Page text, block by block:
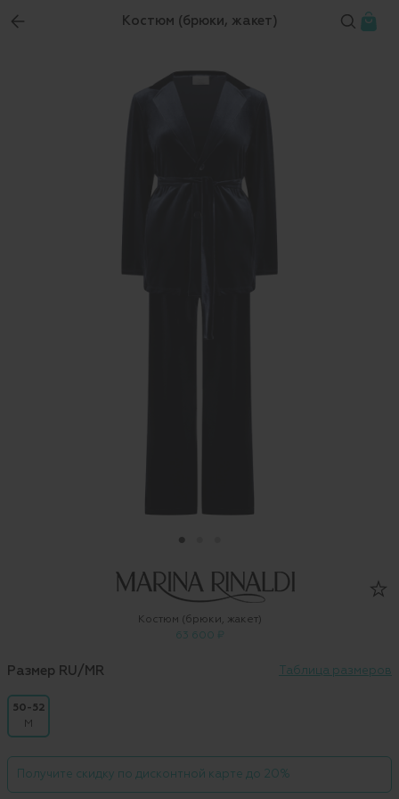
Костюм (брюки, жакет)
Костюм (брюки, жакет)
63 600 ₽
Размер RU/MR Таблица размеров
50-52
M
Получите скидку по дисконтной карте до 20%